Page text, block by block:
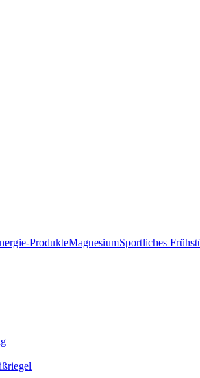
ProdukteMagnesiumSportliches